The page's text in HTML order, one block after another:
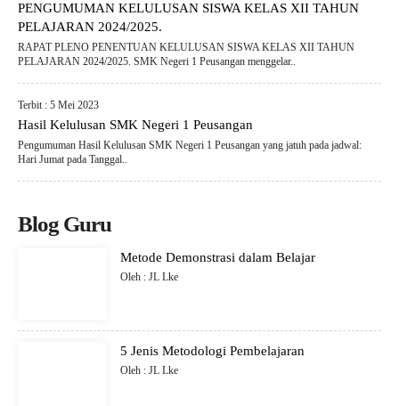
PENGUMUMAN KELULUSAN SISWA KELAS XII TAHUN
PELAJARAN 2024/2025.
RAPAT PLENO PENENTUAN KELULUSAN SISWA KELAS XII TAHUN
PELAJARAN 2024/2025. SMK Negeri 1 Peusangan menggelar..
Terbit : 5 Mei 2023
Hasil Kelulusan SMK Negeri 1 Peusangan
Pengumuman Hasil Kelulusan SMK Negeri 1 Peusangan yang jatuh pada jadwal:
Hari Jumat pada Tanggal..
Blog Guru
Metode Demonstrasi dalam Belajar
Oleh : JL Lke
5 Jenis Metodologi Pembelajaran
Oleh : JL Lke